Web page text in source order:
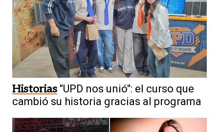
Historias "UPD nos unió": el curso que
cambió su historia gracias al programa